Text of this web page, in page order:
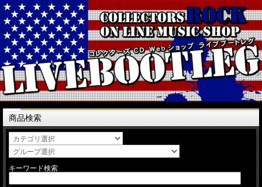
商品検索
キーワード検索